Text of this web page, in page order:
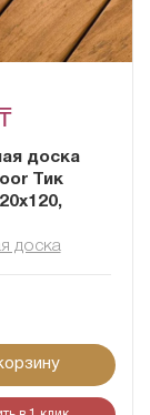
доска
Тик
доска